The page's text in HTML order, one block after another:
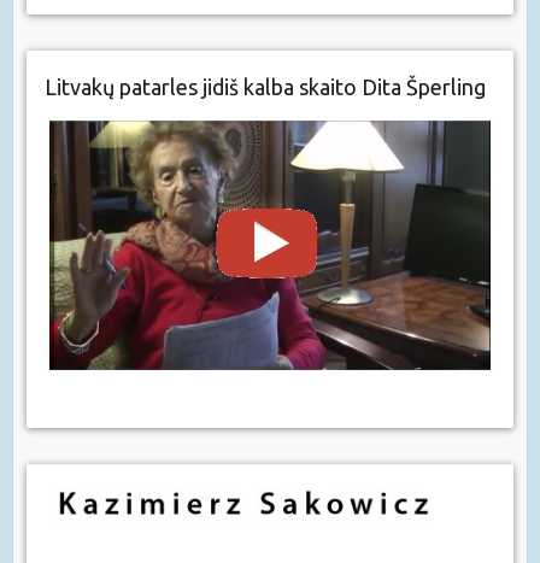
Litvakų patarles jidiš kalba skaito Dita Šperling